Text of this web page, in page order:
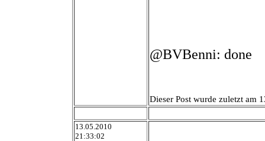
@BVBenni: done
Dieser Post wurde zuletzt am
13.05.2010
21:33:02